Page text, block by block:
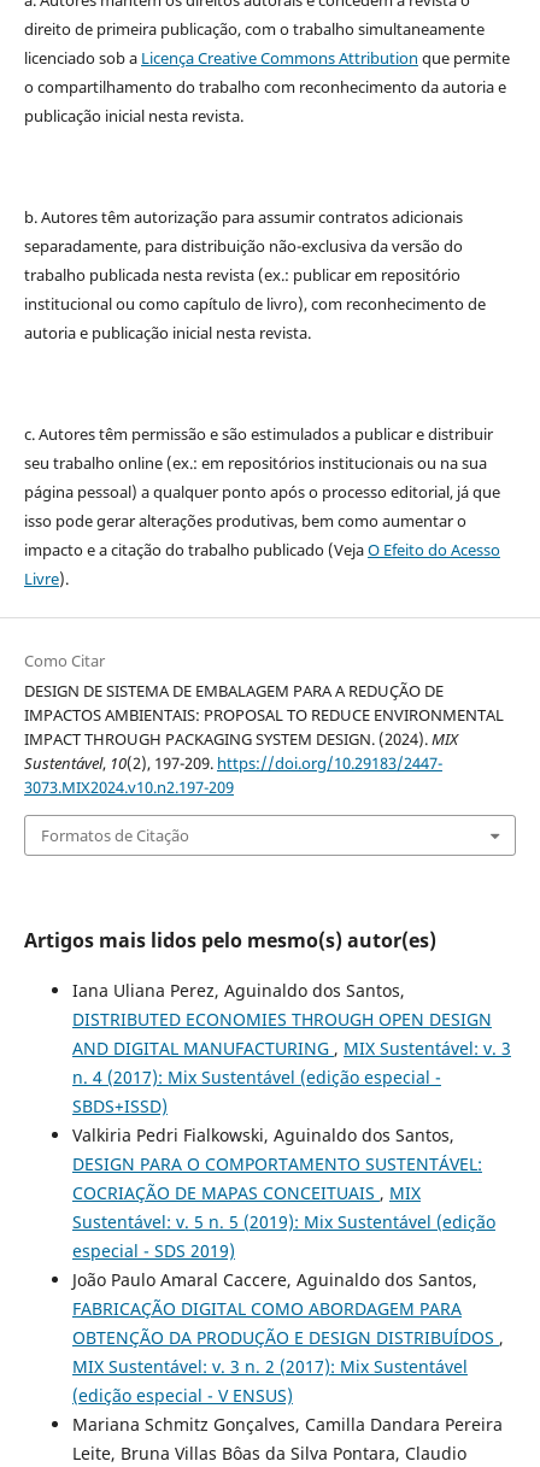
direito de primeira publicação, com o trabalho simultaneamente
licenciado sob a Licença Creative Commons Attribution que permite
o compartilhamento do trabalho com reconhecimento da autoria e
publicação inicial nesta revista.
b. Autores têm autorização para assumir contratos adicionais
separadamente, para distribuição não-exclusiva da versão do
trabalho publicada nesta revista (ex.: publicar em repositório
institucional ou como capítulo de livro), com reconhecimento de
autoria e publicação inicial nesta revista.
c. Autores têm permissão e são estimulados a publicar e distribuir
seu trabalho online (ex.: em repositórios institucionais ou na sua
página pessoal) a qualquer ponto após o processo editorial, já que
isso pode gerar alterações produtivas, bem como aumentar o
impacto e a citação do trabalho publicado (VejaO Efeito do Acesso
Livre).
Como Citar
DESIGN DE SISTEMA DE EMBALAGEM PARA A REDUÇÃO DE
IMPACTOS AMBIENTAIS: PROPOSAL TO REDUCE ENVIRONMENTAL
IMPACT THROUGH PACKAGING SYSTEM DESIGN. (2024).MIX
Sustentável, 10(2), 197-209. https://doi.org/10.29183/2447-
3073.MIX2024.v10.n2.197-209
Formatos de Citação
Artigos mais lidos pelo mesmo(s) autor(es)
Iana Uliana Perez, Aguinaldo dos Santos,
DISTRIBUTED ECONOMIES THROUGH OPEN DESIGN
AND DIGITAL MANUFACTURING , MIX Sustentável: v. 3
n. 4 (2017): Mix Sustentável (edição especial -
SBDS+ISSD)
Valkiria Pedri Fialkowski, Aguinaldo dos Santos,
DESIGN PARA O COMPORTAMENTO SUSTENTÁVEL:
COCRIAÇÃO DE MAPAS CONCEITUAIS , MIX
Sustentável: v. 5 n. 5 (2019): Mix Sustentável (edição
especial - SDS 2019)
João Paulo Amaral Caccere, Aguinaldo dos Santos,
FABRICAÇÃO DIGITAL COMO ABORDAGEM PARA
OBTENÇÃO DA PRODUÇÃO E DESIGN DISTRIBUÍDOS ,
MIX Sustentável: v. 3 n. 2 (2017): Mix Sustentável
(edição especial - V ENSUS)
Mariana Schmitz Gonçalves, Camilla Dandara Pereira
Leite, Bruna Villas Bôas da Silva Pontara, Claudio